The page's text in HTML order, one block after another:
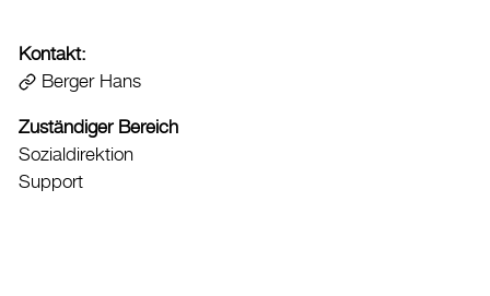
Aktuelles
Home
Öffnungszeiten & Kontakt
Kontakt:
Berger Hans
Zuständiger Bereich
Sozialdirektion
Support